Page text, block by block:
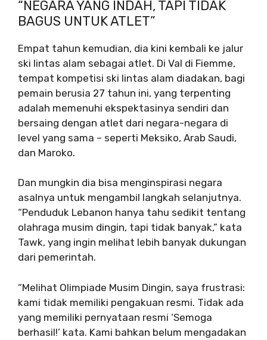
“NEGARA YANG INDAH, TAPI TIDAK
BAGUS UNTUK ATLET”
Empat tahun kemudian, dia kini kembali ke jalur
ski lintas alam sebagai atlet. Di Val di Fiemme,
tempat kompetisi ski lintas alam diadakan, bagi
pemain berusia 27 tahun ini, yang terpenting
adalah memenuhi ekspektasinya sendiri dan
bersaing dengan atlet dari negara-negara di
level yang sama – seperti Meksiko, Arab Saudi,
dan Maroko.
Dan mungkin dia bisa menginspirasi negara
asalnya untuk mengambil langkah selanjutnya.
“Penduduk Lebanon hanya tahu sedikit tentang
olahraga musim dingin, tapi tidak banyak,” kata
Tawk, yang ingin melihat lebih banyak dukungan
dari pemerintah.
“Melihat Olimpiade Musim Dingin, saya frustrasi:
kami tidak memiliki pengakuan resmi. Tidak ada
yang memiliki pernyataan resmi ‘Semoga
berhasil!’ kata. Kami bahkan belum mengadakan